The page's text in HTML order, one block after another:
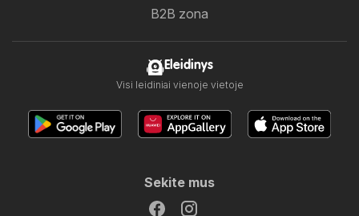
B2B zona
Eleidinys
Visi leidiniai vienoje vietoje
Sekite mus